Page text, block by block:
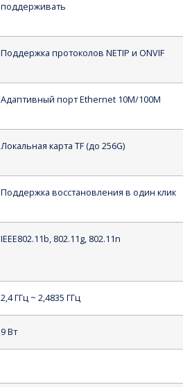
поддерживать
Поддержка протоколов NETIP и ONVIF
Адаптивный порт Ethernet 10M/100M
Локальная карта TF (до 256G)
Поддержка восстановления в один клик
IEEE802.11b, 802.11g, 802.11n
2,4 ГГц ~ 2,4835 ГГц
9 Вт